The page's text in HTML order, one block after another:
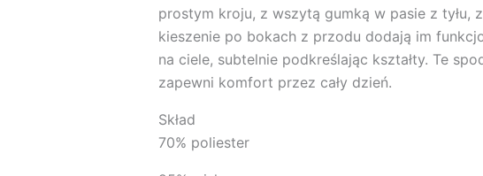
prostym kroju, z wszytą gumką w pasie z tyłu,
kieszenie po bokach z przodu dodają im
na ciele, subtelnie podkreślając kształty. Te
zapewni komfort przez cały dzień.
Skład
70% poliester